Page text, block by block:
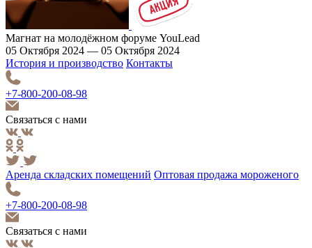
Магнат на молодёжном форуме YouLead
05 Октября 2024 — 05 Октября 2024
История и производство Контакты
+7-800-200-08-98
Связаться с нами
Аренда складских помещений Оптовая продажа мороженого
+7-800-200-08-98
Связаться с нами